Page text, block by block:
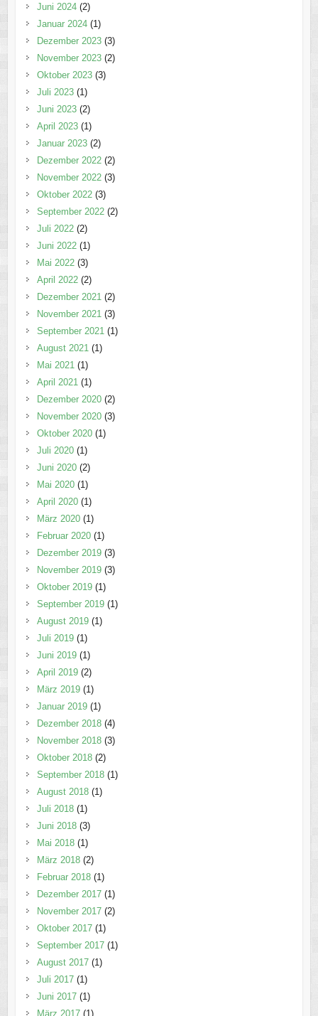
Juni 2024(2)
Januar 2024(1)
Dezember 2023(3)
November 2023(2)
Oktober 2023(3)
Juli 2023(1)
Juni 2023(2)
April 2023(1)
Januar 2023(2)
Dezember 2022(2)
November 2022(3)
Oktober 2022(3)
September 2022(2)
Juli 2022(2)
Juni 2022(1)
Mai 2022(3)
April 2022(2)
Dezember 2021 (2)
November 2021 (3)
September 2021 (1)
August 2021 (1)
Mai 2021 (1)
April 2021 (1)
Dezember 2020(2)
November 2020(3)
Oktober 2020(1)
Juli 2020(1)
Juni 2020(2)
Mai 2020(1)
April 2020(1)
März 2020(1)
Februar 2020(1)
Dezember 2019(3)
November 2019(3)
Oktober 2019(1)
September 2019(1)
August 2019(1)
Juli 2019(1)
Juni 2019(1)
April 2019(2)
März 2019(1)
Januar 2019(1)
Dezember 2018(4)
November 2018(3)
Oktober 2018(2)
September 2018(1)
August 2018(1)
Juli 2018(1)
Juni 2018(3)
Mai 2018(1)
März 2018(2)
Februar 2018(1)
Dezember 2017(1)
November 2017(2)
Oktober 2017(1)
September 2017(1)
August 2017(1)
Juli 2017(1)
Juni 2017(1)
März 2017(1)